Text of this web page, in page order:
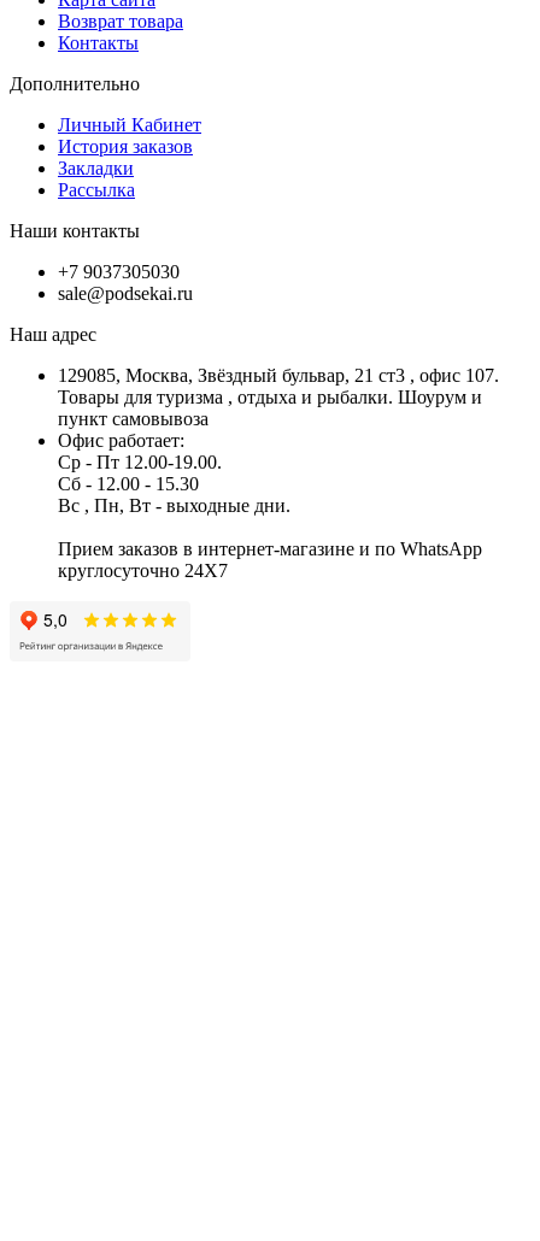
Возврат товара
Контакты
Дополнительно
Личный Кабинет
История заказов
Закладки
Рассылка
Наши контакты
+7 9037305030
sale@podsekai.ru
Наш адрес
129085, Москва, Звёздный бульвар, 21 ст3 , офис 107.
Товары для туризма , отдыха и рыбалки. Шоурум и
пункт самовывоза
Офис работает:
Ср - Пт 12.00-19.00.
Сб - 12.00 - 15.30
Вс , Пн, Вт - выходные дни.
Прием заказов в интернет-магазине и по WhatsApp
круглосуточно 24X7